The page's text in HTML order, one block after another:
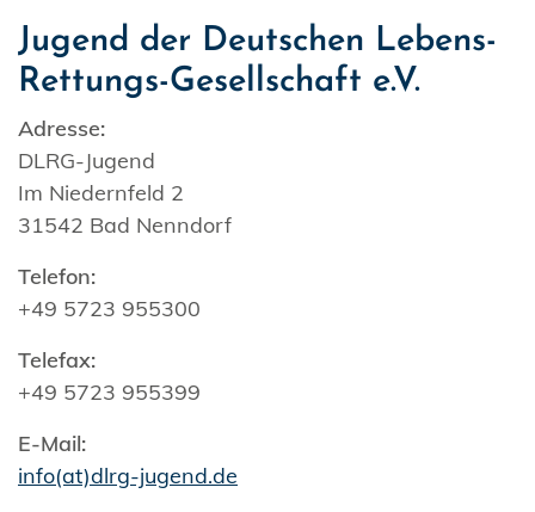
Jugend der Deutschen Lebens-
Rettungs-Gesellschaft e.V.
Adresse:
DLRG-Jugend
Im Niedernfeld 2
31542 Bad Nenndorf
Telefon:
+49 5723 955300
Telefax:
+49 5723 955399
E-Mail:
info(at)dlrg-jugend.de